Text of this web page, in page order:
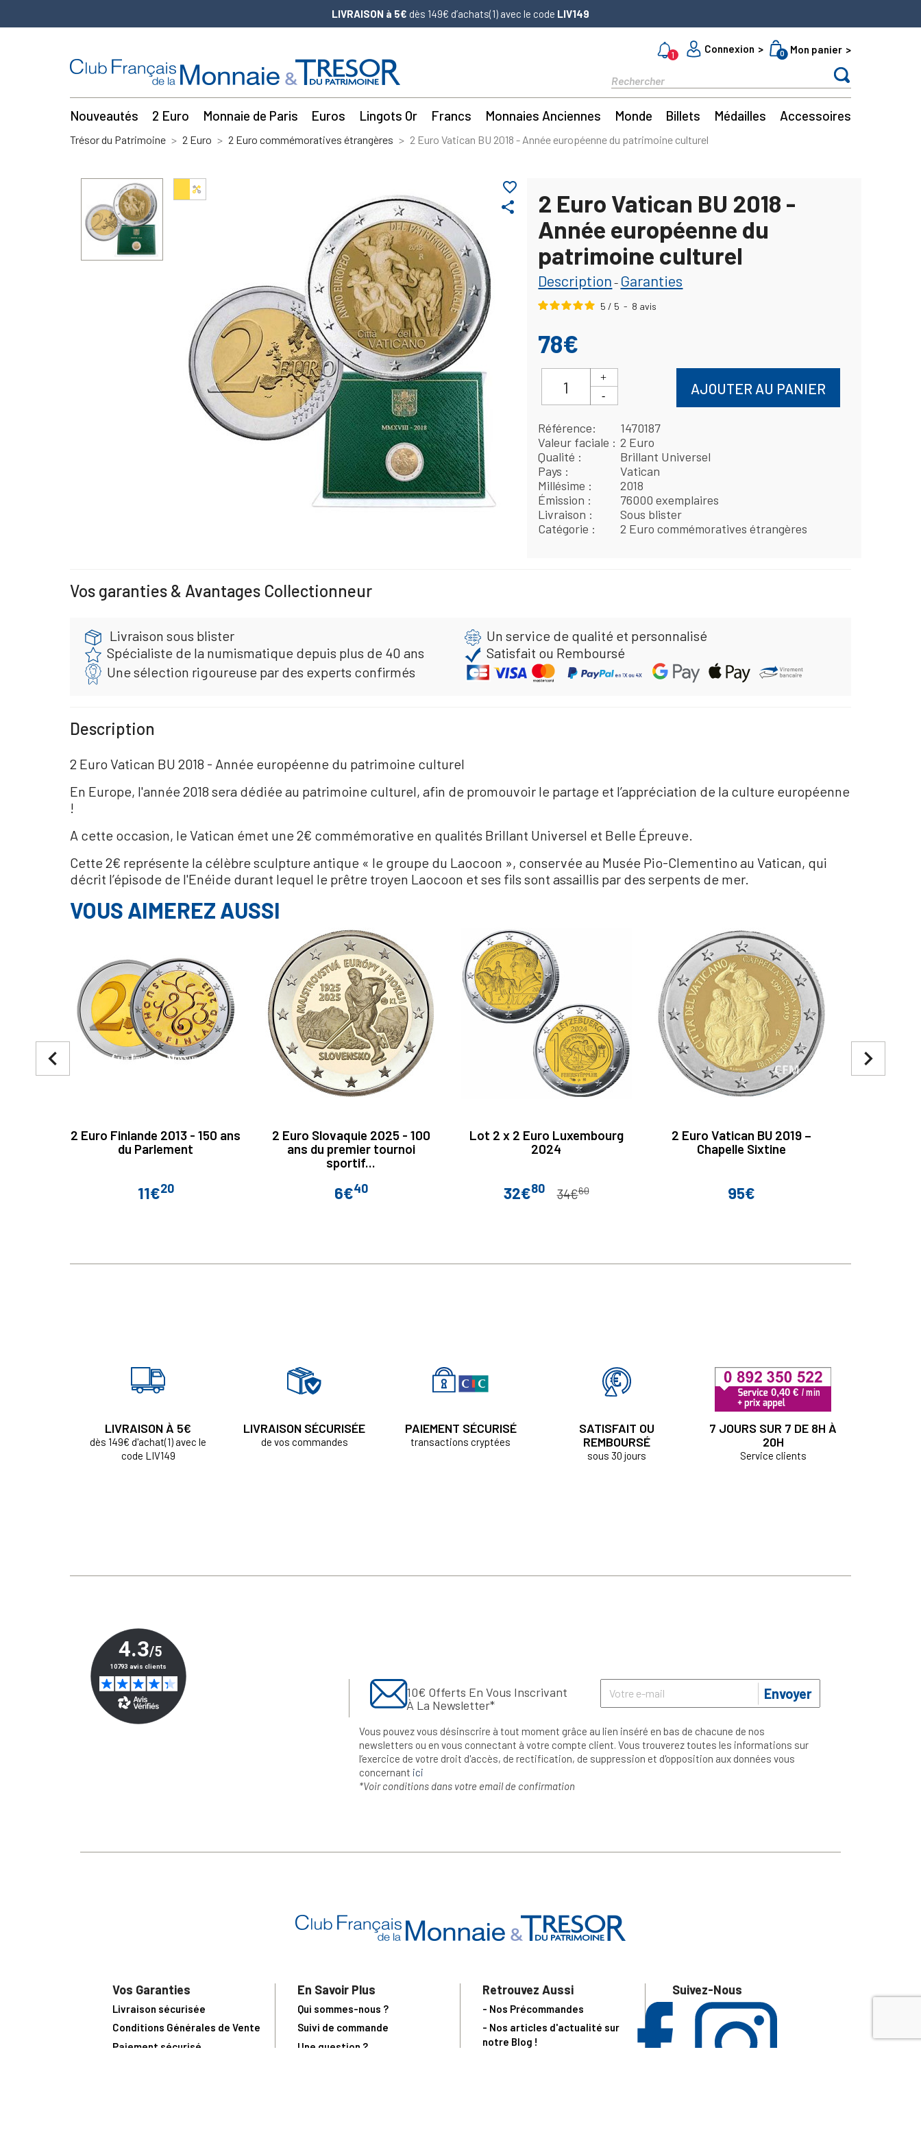
LIVRAISON à 5€ dès 149€ d’achats(1) avec le code LIV149
1
Connexion 0 Mon panier
Nouveautés 2 Euro Monnaie de Paris Euros Lingots Or Francs Monnaies Anciennes Monde Billets Médailles Accessoires
Trésor du Patrimoine 2 Euro 2 Euro commémoratives étrangères 2 Euro Vatican BU 2018 - Année européenne du patrimoine culturel
share
favorite_border
2 Euro Vatican BU 2018 -
Année européenne du
patrimoine culturel
Description - Garanties
5 / 5 - 8 avis
78€
AJOUTER AU PANIER
Référence
1470187
Valeur faciale
2 Euro
Qualité
Brillant Universel
Pays
Vatican
Millésime
2018
Émission
76000 exemplaires
Livraison
Sous blister
Catégorie
2 Euro commémoratives étrangères
Vos garanties & Avantages Collectionneur
Livraison sous blister
Un service de qualité et personnalisé
Spécialiste de la numismatique depuis plus de 40 ans
Satisfait ou Remboursé
Une sélection rigoureuse par des experts confirmés
Description
2 Euro Vatican BU 2018 - Année européenne du patrimoine culturel
En Europe, l'année 2018 sera dédiée au patrimoine culturel, afin de promouvoir le partage et l’appréciation de la culture européenne
!
A cette occasion, le Vatican émet une 2€ commémorative en qualités Brillant Universel et Belle Épreuve.
Cette 2€ représente la célèbre sculpture antique « le groupe du Laocoon », conservée au Musée Pio-Clementino au Vatican, qui
décrit l’épisode de l'Enéide durant lequel le prêtre troyen Laocoon et ses fils sont assaillis par des serpents de mer.
VOUS AIMEREZ AUSSI
2 Euro Finlande 2013 - 150 ans
du Parlement
Prix
11€20
2 Euro Slovaquie 2025 - 100
ans du premier tournoi
sportif...
Prix
6€40
Lot 2 x 2 Euro Luxembourg
2024
Prix
32€80 Prix de base
34€60
2 Euro Vatican BU 2019 –
Chapelle Sixtine
Prix
95€
navigate_next
navigate_before
LIVRAISON À 5€
dès 149€ d'achat(1) avec le
code LIV149
LIVRAISON SÉCURISÉE
de vos commandes
PAIEMENT SÉCURISÉ
transactions cryptées
SATISFAIT OU
REMBOURSÉ
sous 30 jours
7 JOURS SUR 7 DE 8H À
20H
Service clients
10€ Offerts En Vous Inscrivant
À La Newsletter*
Envoyer
Vous pouvez vous désinscrire à tout moment grâce au lien inséré en bas de chacune de nos
newsletters ou en vous connectant à votre compte client. Vous trouverez toutes les informations sur
l’exercice de votre droit d'accès, de rectification, de suppression et d'opposition aux données vous
concernant ici
*Voir conditions dans votre email de confirmation
Vos Garanties
Livraison sécurisée
Conditions Générales de Vente
Paiement sécurisé
En Savoir Plus
Qui sommes-nous ?
Suivi de commande
Une question ?
Retrouvez Aussi
- Nos Précommandes
- Nos articles d'actualité sur
notre Blog !
Suivez-Nous